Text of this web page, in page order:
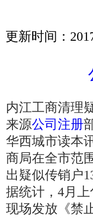
更新时间：
内江工商清理
来源公司注册
华西城市读本
商局在全市范
出疑似传销户
据统计，4月
现场发放《禁